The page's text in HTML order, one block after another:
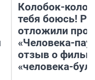
Колобок-
тебя боюсь!
отложили
«Человека-
отзыв о
«человека-